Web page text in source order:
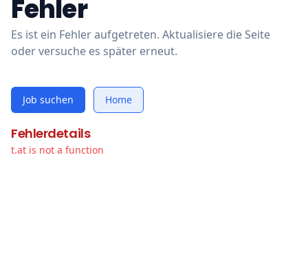
Fehler
Es ist ein Fehler aufgetreten. Aktualisiere die Seite
oder versuche es später erneut.
Job suchen Home
Fehlerdetails
t.at is not a function